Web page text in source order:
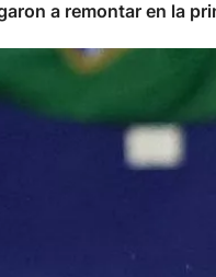
a remontar en la